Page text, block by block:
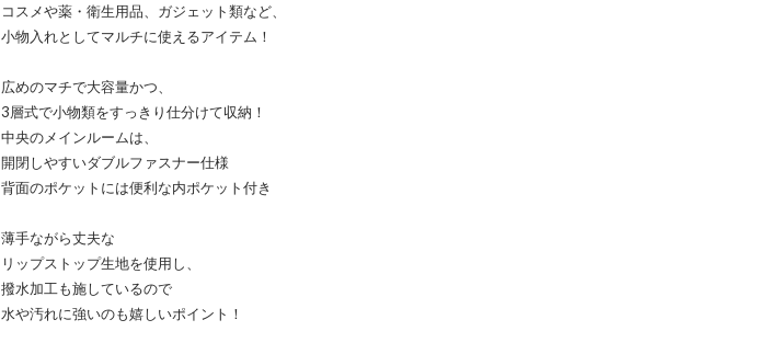
コスメや薬・衛生用品、ガジェット類など、
小物入れとしてマルチに使えるアイテム！
広めのマチで大容量かつ、
3層式で小物類をすっきり仕分けて収納！
中央のメインルームは、
開閉しやすいダブルファスナー仕様
背面のポケットには便利な内ポケット付き
薄手ながら丈夫な
リップストップ生地を使用し、
撥水加工も施しているので
水や汚れに強いのも嬉しいポイント！